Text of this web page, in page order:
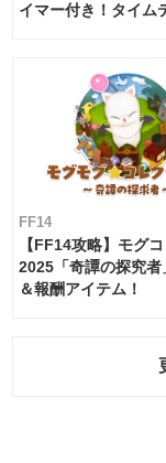
イマー付き！タイム
FF14
【FF14攻略】モグ
2025「奇譚の探究者
＆報酬アイテム！